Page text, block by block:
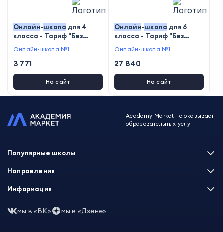
Онлайн-школа для 4
класса - Тариф "Без
учителя"
Онлайн-школа №1
3 771
На сайт
Онлайн-школа для 6
класса - Тариф "Без
зачисления"
Онлайн-школа №1
27 840
На сайт
Academy Market не оказывает
образовательных услуг
Популярные школы
Skillbox
XYZ School
Skillfactory
Направления
Программирование
Маркетинг
Аналитика
Информация
Часто задаваемые вопросы
Пользовательское соглашение
Политика обработки данных
мы в «ВК» мы в «Дзене»